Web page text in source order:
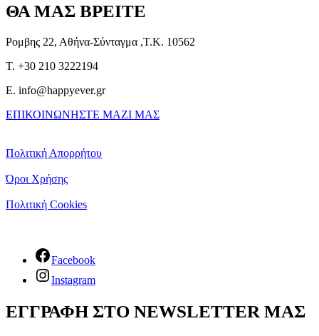
ΘΑ ΜΑΣ ΒΡΕΙΤΕ
Ρομβης 22, Αθήνα-Σύνταγμα ,Τ.Κ. 10562
T. +30 210 3222194
E. info@happyever.gr
ΕΠΙΚΟΙΝΩΝΗΣΤΕ ΜΑΖΙ ΜΑΣ
Πολιτική Απορρήτου
Όροι Χρήσης
Πολιτική Cookies
Facebook
Instagram
ΕΓΓΡΑΦΗ ΣΤΟ NEWSLETTER ΜΑΣ